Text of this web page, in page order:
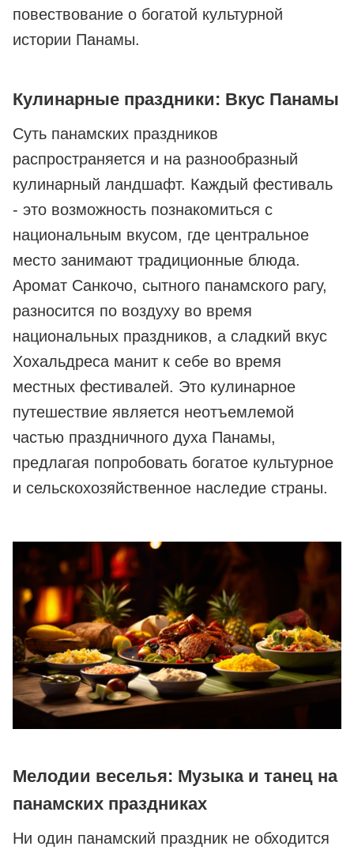
повествование о богатой культурной
истории Панамы.
Кулинарные праздники: Вкус Панамы
Суть панамских праздников
распространяется и на разнообразный
кулинарный ландшафт. Каждый фестиваль
- это возможность познакомиться с
национальным вкусом, где центральное
место занимают традиционные блюда.
Аромат Санкочо, сытного панамского рагу,
разносится по воздуху во время
национальных праздников, а сладкий вкус
Хохальдреса манит к себе во время
местных фестивалей. Это кулинарное
путешествие является неотъемлемой
частью праздничного духа Панамы,
предлагая попробовать богатое культурное
и сельскохозяйственное наследие страны.
Мелодии веселья: Музыка и танец на
панамских праздниках
Ни один панамский праздник не обходится